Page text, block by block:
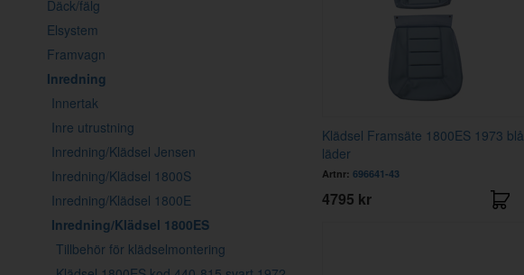
Däck/fälg
Elsystem
Framvagn
Inredning
Innertak
Inre utrustning
Inredning/Klädsel Jensen
Inredning/Klädsel 1800S
Inredning/Klädsel 1800E
Inredning/Klädsel 1800ES
Tillbehör för klädselmontering
Klädsel Framsäte 1800ES 1973 blå
läder
Artnr: 696641-43
4795 kr